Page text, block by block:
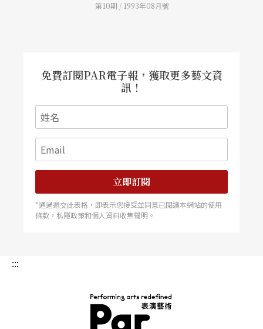
時刻。 ──英格瑪．柏格曼
第10期 / 1993年08月號
免費訂閱PAR電子報，獲取更多藝文資
訊！
立即訂閱
*通過遞交此表格，即表示您接受並同意已閱讀本網站的使用
條款，私隱政策和個人資料收集聲明。
:::